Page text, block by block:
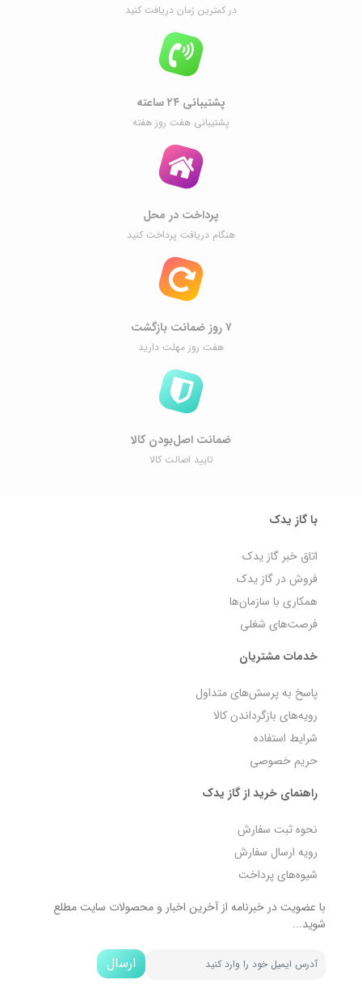
در کمترین زمان دریافت کنید
پشتیبانی ۲۴ ساعته
پشتیبانی هفت روز هفته
پرداخت در محل
هنگام دریافت پرداخت کنید
۷ روز ضمانت بازگشت
هفت روز مهلت دارید
ضمانت اصل‌بودن کالا
تایید اصالت کالا
با گاز یدک
اتاق خبر گاز یدک
فروش در گاز یدک
همکاری با سازمان‌ها
فرصت‌های شغلی
خدمات مشتریان
پاسخ به پرسش‌های متداول
رویه‌های بازگرداندن کالا
شرایط استفاده
حریم خصوصی
راهنمای خرید از گاز یدک
نحوه ثبت سفارش
رویه ارسال سفارش
شیوه‌های پرداخت
با عضویت در خبرنامه از آخرین اخبار و محصولات سایت مطلع
شوید...
ارسال